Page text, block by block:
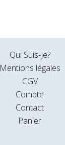
Qui Suis-Je?
Mentions légales
CGV
Compte
Contact
Panier